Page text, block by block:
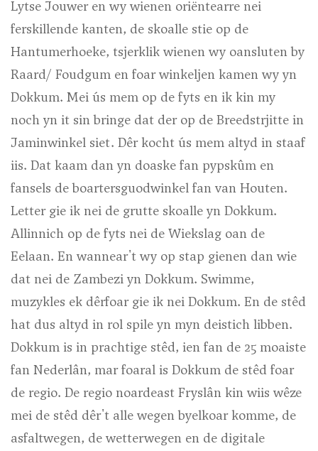
Lytse Jouwer en wy wienen oriëntearre nei
ferskillende kanten, de skoalle stie op de
Hantumerhoeke, tsjerklik wienen wy oansluten by
Raard/ Foudgum en foar winkeljen kamen wy yn
Dokkum. Mei ús mem op de fyts en ik kin my
noch yn it sin bringe dat der op de Breedstrjitte in
Jaminwinkel siet. Dêr kocht ús mem altyd in staaf
iis. Dat kaam dan yn doaske fan pypskûm en
fansels de boartersguodwinkel fan van Houten.
Letter gie ik nei de grutte skoalle yn Dokkum.
Allinnich op de fyts nei de Wiekslag oan de
Eelaan. En wannear't wy op stap gienen dan wie
dat nei de Zambezi yn Dokkum. Swimme,
muzykles ek dêrfoar gie ik nei Dokkum. En de stêd
hat dus altyd in rol spile yn myn deistich libben.
Dokkum is in prachtige stêd, ien fan de 25 moaiste
fan Nederlân, mar foaral is Dokkum de stêd foar
de regio. De regio noardeast Fryslân kin wiis wêze
mei de stêd dêr't alle wegen byelkoar komme, de
asfaltwegen, de wetterwegen en de digitale